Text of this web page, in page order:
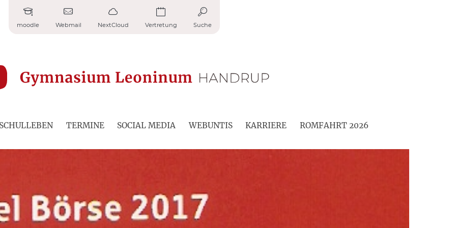
moodle Webmail NextCloud Vertretung Suche
SCHULLEBEN TERMINE SOCIAL MEDIA WEBUNTIS KARRIERE ROMFAHRT 2026